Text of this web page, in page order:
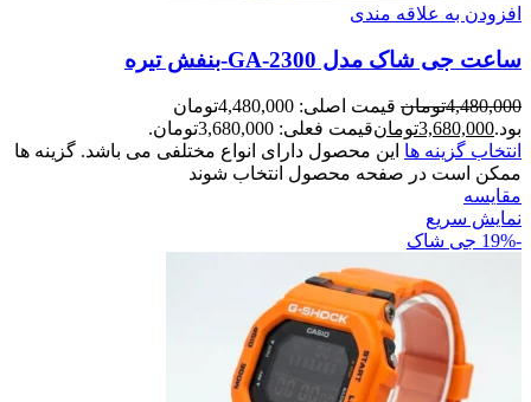
افزودن به علاقه مندی
ساعت جی شاک مدل GA-2300-بنفش تيره
4,480,000تومان
قیمت اصلی: 4,480,000تومان
بود.3,680,000تومانقیمت فعلی: 3,680,000تومان.
انتخاب گزینه ها این محصول دارای انواع مختلفی می باشد. گزینه ها
ممکن است در صفحه محصول انتخاب شوند
مقايسه
نمایش سریع
-19%
جی شاک